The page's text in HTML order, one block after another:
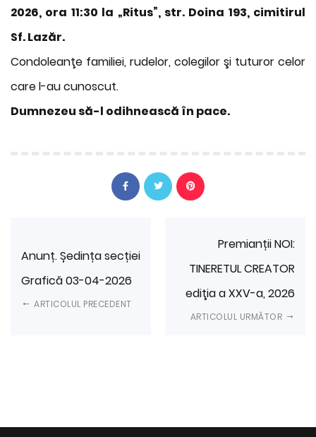
2026, ora 11:30 la „Ritus”, str. Doina 193, cimitirul
Sf. Lazăr.
Condoleanţe familiei, rudelor, colegilor şi tuturor celor
care l-au cunoscut.
Dumnezeu să-l odihnească în pace.
Anunț. Ședința secției
Grafică 03-04-2026
ARTICOLUL PRECEDENT
Premianții NOI:
TINERETUL CREATOR
ediţia a XXV-a, 2026
ARTICOLUL URMĂTOR